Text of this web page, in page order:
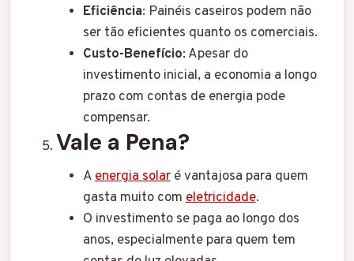
Eficiência: Painéis caseiros podem não
ser tão eficientes quanto os comerciais.
Custo-Benefício: Apesar do
investimento inicial, a economia a longo
prazo com contas de energia pode
compensar.
Vale a Pena?
Aenergia solaré vantajosa para quem
gasta muito comeletricidade.
O investimento se paga ao longo dos
anos, especialmente para quem tem